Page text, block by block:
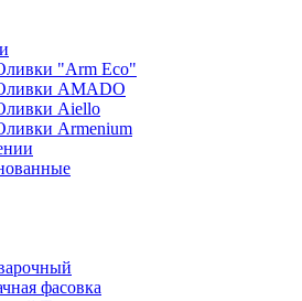
"Arm Eco"
AMADO
Aiello
Armenium
фасовка